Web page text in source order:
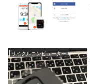
サイクルコンピューター